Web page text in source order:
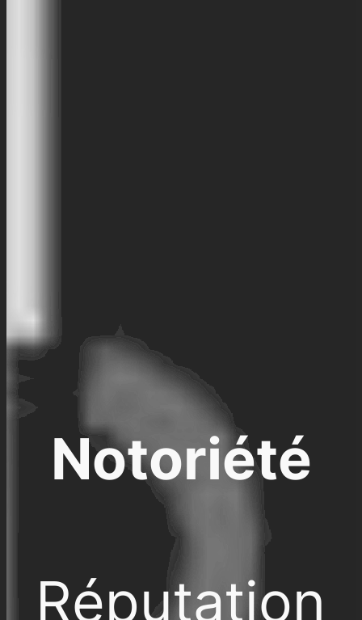
Notoriété
Réputation